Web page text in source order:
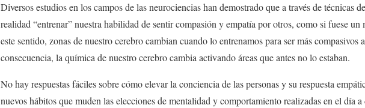
Diversos estudios en los campos de las neurociencias han demostrado que a través de técnicas
realidad “entrenar” nuestra habilidad de sentir compasión y empatía por otros, como si fuese un
este sentido, zonas de nuestro cerebro cambian cuando lo entrenamos para ser más compasivos
consecuencia, la química de nuestro cerebro cambia activando áreas que antes no lo estaban.
No hay respuestas fáciles sobre cómo elevar la conciencia de las personas y su respuesta
nuevos hábitos que muden las elecciones de mentalidad y comportamiento realizadas en el día